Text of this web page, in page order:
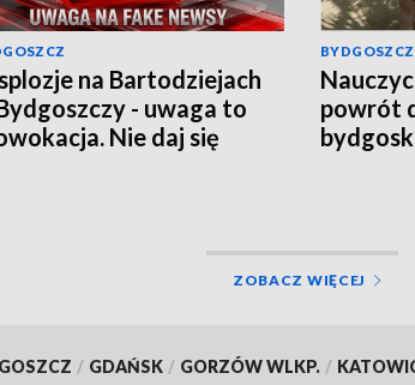
na Bartodziejach
- uwaga to
Nie daj się
BYDGOSZCZ
powrót
ZOBACZ WIĘCEJ
/ GDAŃSK / GORZÓW WLKP. /